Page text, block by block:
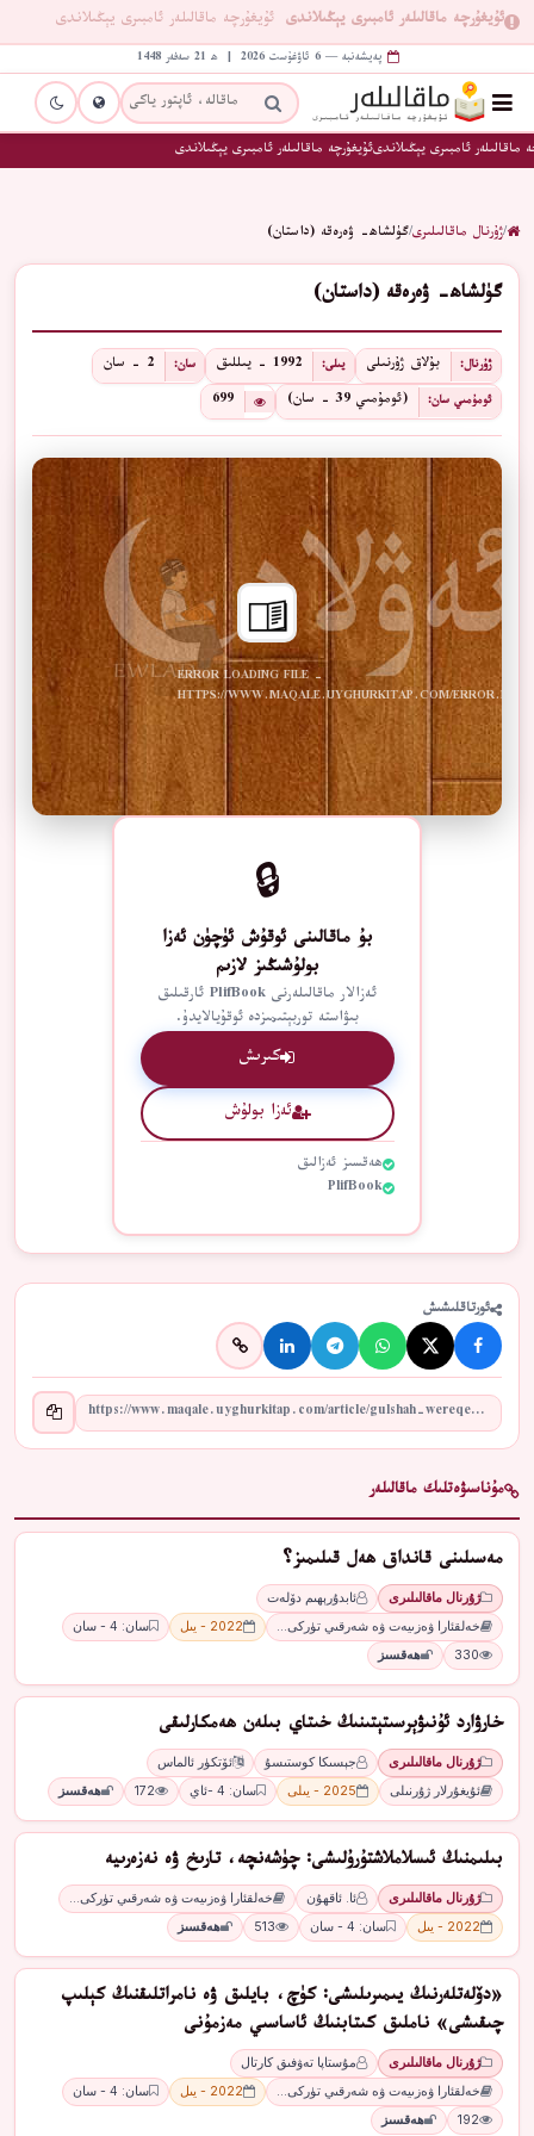
ئۇيغۇرچە ماقالىلەر ئامبىرى يېڭىلاندى ئۇيغۇرچە ماقالىلەر ئامبىرى يېڭىلاندى
پەيشەنبە — 6 ئاۋغۇست 2026 | ھ 21 سەفەر 1448
ماقالىلەر ئامبىرى يېڭىلاندىئۇيغۇرچە ماقالىلەر ئامبىرى يېڭىلاندى
/ژۇرنال ماقالىلىرى/گۈلشاھ- ۋەرەقە (داستان)
گۈلشاھ- ۋەرەقە (داستان)
ژۇرنال: بۇلاق ژۇرنىلى يىلى: 1992 - يىللىق سان: 2 - سان
ئومۇمىي سان: (ئومۇمىي 39 - سان) 699
ERROR LOADING FILE -
HTTPS://WWW.MAQALE.UYGHURKITAP.COM/ERROR.PDF
🔒
بۇ ماقالىنى ئوقۇش ئۈچۈن ئەزا
بولۇشىڭىز لازىم
ئەزالار ماقالىلەرنى PlifBook ئارقىلىق
بىۋاستە توربېتىمىزدە ئوقۇيالايدۇ.
كىرىش
ئەزا بولۇش
ھەقسىز ئەزالىق
PlifBook
ئورتاقلىشىش
مۇناسىۋەتلىك ماقالىلەر
مەسىلىنى قانداق ھەل قىلىمىز؟
ژۇرنال ماقالىلىرى
ئابدۇرېھىم دۆلەت
خەلقئارا ۋەزىيەت ۋە شەرقىي تۈركى…
2022 - يىل
سان: 4 - سان
330
ھەقسىز
ﺧﺎﺭﯞﺍﺭﺩ ﺋﯘﻧﯩﯟﯦﺮﺳﯩﺘﯧﺘﯩﻨﯩﯔ ﺧﯩﺘﺎﻱ ﺑﯩﻠﻪﻥ ھەمكارلىقى
ژۇرنال ماقالىلىرى ﺟﯧﺴﯩﻜﺎ ﻛﻮﺳﺘﯩﺴﯘ
ﺋﯚﺗﻜﯜﺭ ﺋﺎﻟﻤﺎﺱ
ئۇيغۇرلار ژۇرنىلى
2025 - يىلى سان: 4 -ئاي 172 ھەقسىز
بىلىمنىڭ ئىسلاملاشتۇرۇلىشى: چۈشەنچە، تارىخ ۋە نەزەرىيە
ژۇرنال ماقالىلىرى ئا. ئاقھۇن
خەلقئارا ۋەزىيەت ۋە شەرقىي تۈركى…
2022 - يىل
سان: 4 - سان 513 ھەقسىز
«دۆلەتلەرنىڭ يىمىرىلىشى: كۈچ، بايلىق ۋە نامراتلىقنىڭ كېلىپ
چىقىشى» ناملىق كىتابنىڭ ئاساسىي مەزمۇنى
ژۇرنال ماقالىلىرى
مۇستاپا تەۋفىق كارتال
خەلقئارا ۋەزىيەت ۋە شەرقىي تۈركى…
2022 - يىل
سان: 4 - سان
192
ھەقسىز